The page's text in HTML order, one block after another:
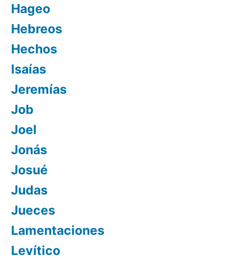
Hageo
Hebreos
Hechos
Isaías
Jeremías
Job
Joel
Jonás
Josué
Judas
Jueces
Lamentaciones
Levítico